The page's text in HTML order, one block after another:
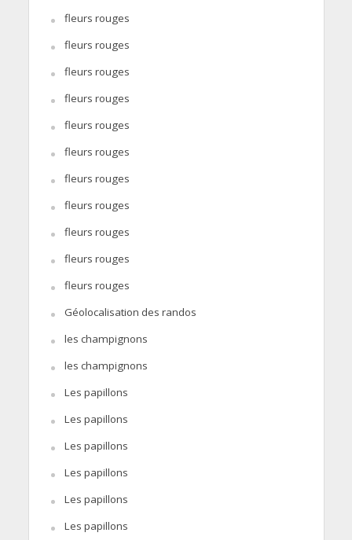
fleurs rouges
fleurs rouges
fleurs rouges
fleurs rouges
fleurs rouges
fleurs rouges
fleurs rouges
fleurs rouges
fleurs rouges
fleurs rouges
fleurs rouges
Géolocalisation des randos
les champignons
les champignons
Les papillons
Les papillons
Les papillons
Les papillons
Les papillons
Les papillons